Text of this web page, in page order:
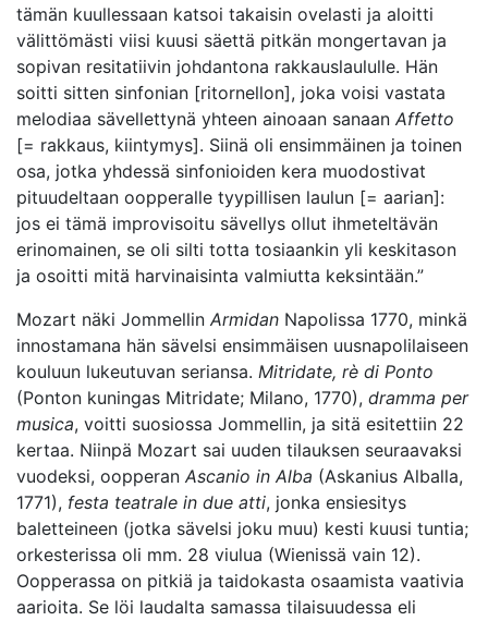
tämän kuullessaan katsoi takaisin ovelasti ja aloitti
välittömästi viisi kuusi säettä pitkän mongertavan ja
sopivan resitatiivin johdantona rakkauslaululle. Hän
soitti sitten sinfonian [ritornellon], joka voisi vastata
melodiaa sävellettynä yhteen ainoaan sanaan Affetto
[= rakkaus, kiintymys]. Siinä oli ensimmäinen ja toinen
osa, jotka yhdessä sinfonioiden kera muodostivat
pituudeltaan oopperalle tyypillisen laulun [= aarian]:
jos ei tämä improvisoitu sävellys ollut ihmeteltävän
erinomainen, se oli silti totta tosiaankin yli keskitason
ja osoitti mitä harvinaisinta valmiutta keksintään.”
Mozart näki Jommellin Armidan Napolissa 1770, minkä
innostamana hän sävelsi ensimmäisen uusnapolilaiseen
kouluun lukeutuvan seriansa. Mitridate, rè di Ponto
(Ponton kuningas Mitridate; Milano, 1770), dramma per
musica, voitti suosiossa Jommellin, ja sitä esitettiin 22
kertaa. Niinpä Mozart sai uuden tilauksen seuraavaksi
vuodeksi, oopperan Ascanio in Alba (Askanius Alballa,
1771), festa teatrale in due atti, jonka ensiesitys
baletteineen (jotka sävelsi joku muu) kesti kuusi tuntia;
orkesterissa oli mm. 28 viulua (Wienissä vain 12).
Oopperassa on pitkiä ja taidokasta osaamista vaativia
aarioita. Se löi laudalta samassa tilaisuudessa eli